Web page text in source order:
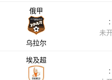
俄甲
乌拉尔
:
未
埃及超
: